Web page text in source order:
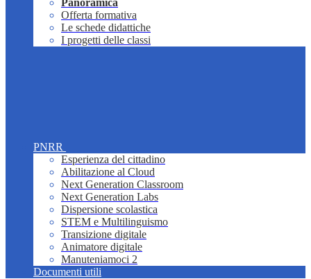
Panoramica
Offerta formativa
Le schede didattiche
I progetti delle classi
PNRR
Esperienza del cittadino
Abilitazione al Cloud
Next Generation Classroom
Next Generation Labs
Dispersione scolastica
STEM e Multilinguismo
Transizione digitale
Animatore digitale
Manuteniamoci 2
Documenti utili